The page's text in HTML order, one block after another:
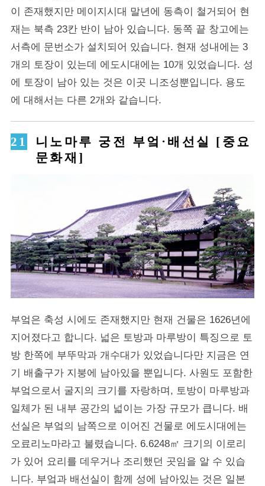
이 존재했지만 메이지시대 말년에 동측이 철거되어 현
재는 북측 23칸 반이 남아 있습니다. 동쪽 끝 창고에는
서측에 문번소가 설치되어 있습니다. 현재 성내에는 3
개의 토장이 있는데 에도시대에는 10개 있었습니다. 성
에 토장이 남아 있는 것은 이곳 니조성뿐입니다. 용도
에 대해서는 다른 2개와 같습니다.
니노마루 궁전 부엌·배선실 [중요
문화재]
부엌은 축성 시에도 존재했지만 현재 건물은 1626년에
지어졌다고 합니다. 넓은 토방과 마루방이 특징으로 토
방 한쪽에 부뚜막과 개수대가 있었습니다만 지금은 연
기 배출구가 지붕에 남아있을 뿐입니다. 사원도 포함한
부엌으로서 굴지의 크기를 자랑하며, 토방이 마루방과
일체가 된 내부 공간의 넓이는 가장 규모가 큽니다. 배
선실은 부엌의 남쪽으로 이어진 건물로 에도시대에는
오료리노마라고 불렸습니다. 6.6248㎡ 크기의 이로리
가 있어 요리를 데우거나 조리했던 곳임을 알 수 있습
니다. 부엌과 배선실이 함께 성에 남아있는 것은 일본